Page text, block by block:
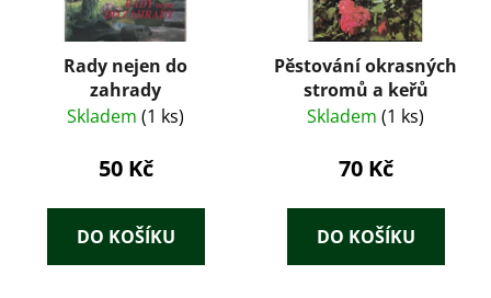
Rady nejen do
zahrady
Skladem (1 ks)
50 Kč
DO KOŠÍKU
Pěstování okrasných
stromů a keřů
Skladem (1 ks)
70 Kč
DO KOŠÍKU